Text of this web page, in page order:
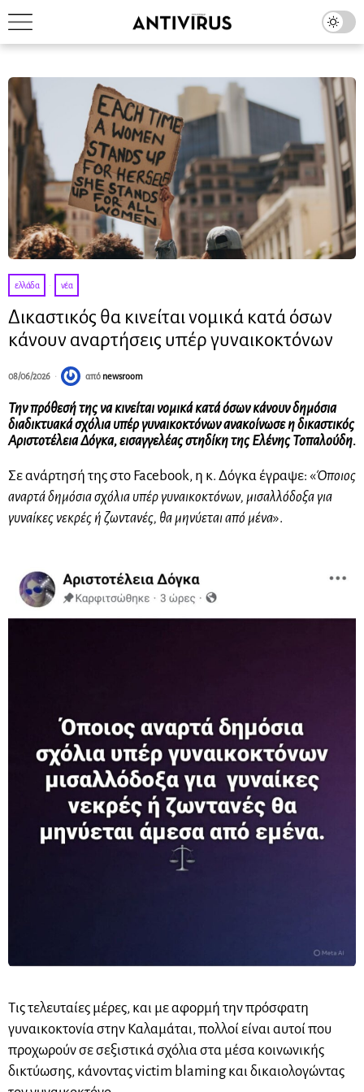
ελλάδα · νέα
Δικαστικός θα κινείται νομικά κατά όσων
κάνουν αναρτήσεις υπέρ γυναικοκτόνων
08/06/2026 από newsroom
Την πρόθεσή της να κινείται νομικά κατά όσων κάνουν δημόσια
διαδικτυακά σχόλια υπέρ γυναικοκτόνων ανακοίνωσε η δικαστικός
Αριστοτέλεια Δόγκα, εισαγγελέας στηδίκη της Ελένης Τοπαλούδη.
Σε ανάρτησή της στο Facebook, η κ. Δόγκα έγραψε: «Όποιος
αναρτά δημόσια σχόλια υπέρ γυναικοκτόνων, μισαλλόδοξα για
γυναίκες νεκρές ή ζωντανές, θα μηνύεται από μένα».
Τις τελευταίες μέρες, και με αφορμή την πρόσφατη
γυναικοκτονία στην Καλαμάται, πολλοί είναι αυτοί που
προχωρούν σε σεξιστικά σχόλια στα μέσα κοινωνικής
δικτύωσης, κάνοντας victim blaming και δικαιολογώντας